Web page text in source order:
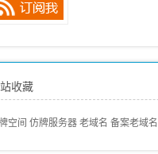
外搜索引擎(46)
收藏
空间 仿牌服务器 老域名 备案老域名